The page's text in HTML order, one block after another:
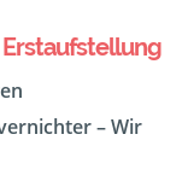
– Wir